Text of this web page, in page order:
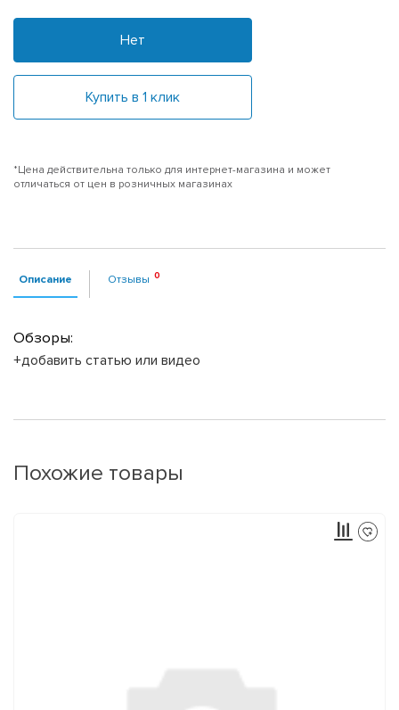
Нет
Купить в 1 клик
*Цена действительна только для интернет-магазина и может
отличаться от цен в розничных магазинах
Описание Отзывы
Обзоры:
+добавить статью или видео
Похожие товары